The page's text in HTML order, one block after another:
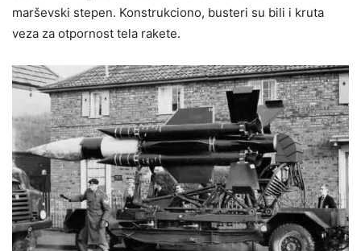
marševski stepen. Konstrukciono, busteri su bili i kruta
veza za otpornost tela rakete.